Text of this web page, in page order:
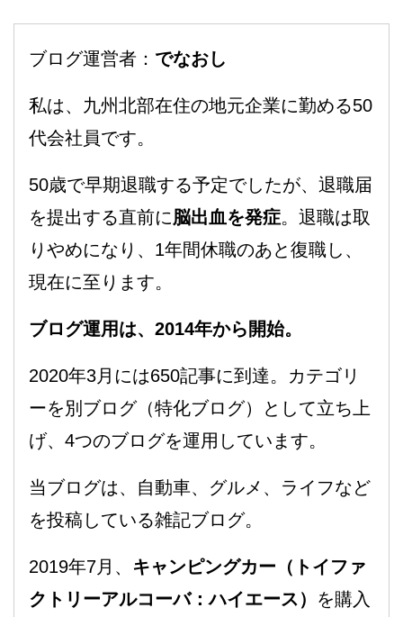
ブログ運営者： でなおし
私は、九州北部在住の地元企業に勤める50
代会社員です。
50歳で早期退職する予定でしたが、退職届
を提出する直前に脳出血を発症。退職は取
りやめになり、1年間休職のあと復職し、
現在に至ります。
ブログ運用は、2014年から開始。
2020年3月には650記事に到達。カテゴリ
ーを別ブログ（特化ブログ）として立ち上
げ、4つのブログを運用しています。
当ブログは、自動車、グルメ、ライフなど
を投稿している雑記ブログ。
2019年7月、 キャンピングカー（トイファ
クトリーアルコーバ：ハイエース） を購入